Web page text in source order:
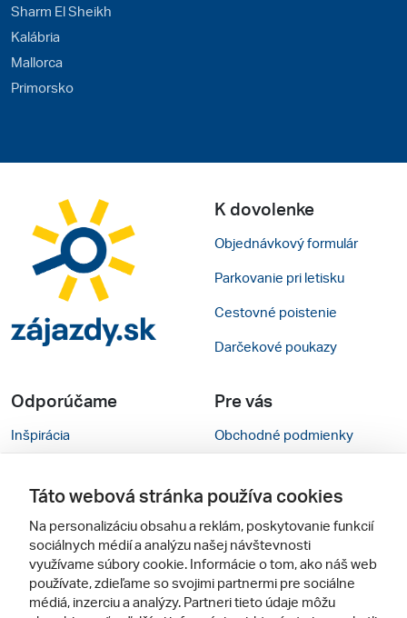
Sharm El Sheikh
Kalábria
Mallorca
Primorsko
K dovolenke
Objednávkový formulár
Parkovanie pri letisku
Cestovné poistenie
Darčekové poukazy
Odporúčame
Inšpirácia
Cestovné kancelárie
Zájezdy.cz
Pre vás
Obchodné podmienky
Nastavenie cookies
Mobilná verzia webu
Sledujte nás
Táto webová stránka používa cookies
Na personalizáciu obsahu a reklám, poskytovanie funkcií
sociálnych médií a analýzu našej návštevnosti
využívame súbory cookie. Informácie o tom, ako náš web
používate, zdieľame so svojimi partnermi pre sociálne
médiá, inzerciu a analýzy. Partneri tieto údaje môžu